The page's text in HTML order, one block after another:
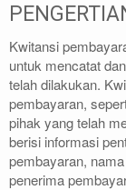
Kwitansi
untuk mencatat
telah dilakukan.
pembayaran,
pihak yang telah
berisi informasi
pembayaran,
penerima